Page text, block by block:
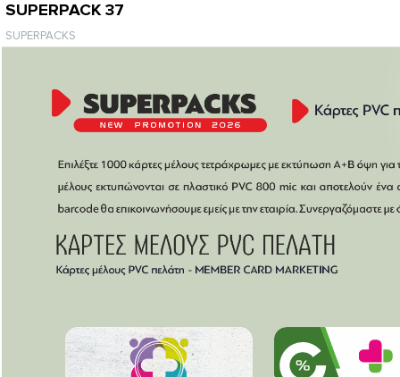
SUPERPACK 37
SUPERPACKS